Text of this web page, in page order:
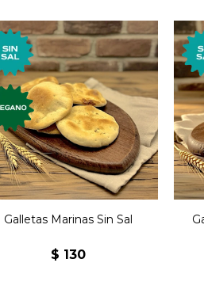
Las clásicas galletas
marinas de toda nuestra
vida sin sal.
Galletas Marinas Sin Sal
$ 130